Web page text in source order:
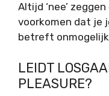
Altijd ‘nee’
voorkomen dat je
betreft
LEIDT
PLEASURE?